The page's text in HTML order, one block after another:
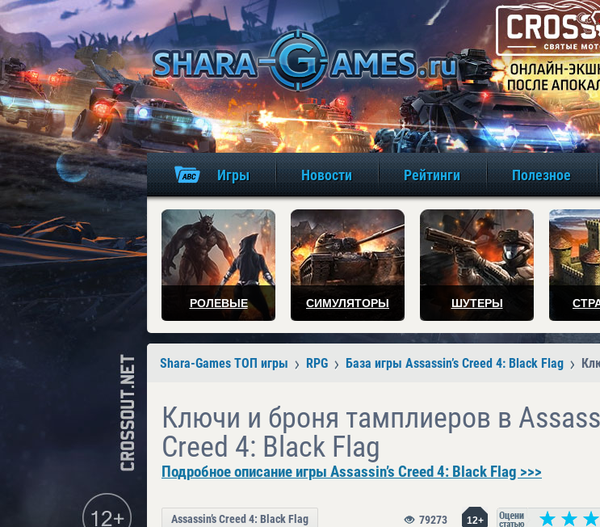
Игры Новости Рейтинги Полезное
РОЛЕВЫЕ СИМУЛЯТОРЫ ШУТЕРЫ
Shara-Games ТОП игры RPG База игры Assassin’s Creed 4: Black Flag
Ключи и броня тамплиеров в
Creed 4: Black Flag
Подробное описание игры Assassin’s Creed 4: Black Flag >>>
Assassin’s Creed 4: Black Flag 12+
79273